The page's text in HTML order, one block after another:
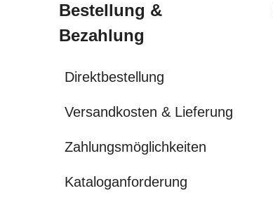
Bestellung &
Bezahlung
Direktbestellung
Versandkosten & Lieferung
Zahlungsmöglichkeiten
Kataloganforderung